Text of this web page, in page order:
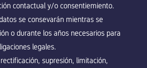
contactual y/o consentiemiento.
se consevarán mientras se
o durante los años necesarios para
legales.
supresión, limitación,